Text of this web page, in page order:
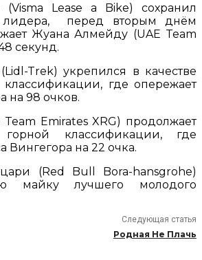
(Visma Lease a Bike) сохранил
лидера, перед вторым днём
Жуана Алмейду (UAE Team
секунд.
Trek) укрепился в качестве
где опережает
на 98 очков.
Emirates XRG) продолжает
классификации, где
Вингегора на 22 очка.
(Red Bull Bora-hansgrohe)
майку лучшего молодого
Следующая статья
Родная Не Плачь